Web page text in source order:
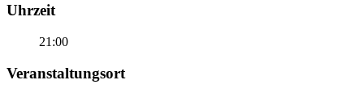
Uhrzeit
21:00
Veranstaltungsort